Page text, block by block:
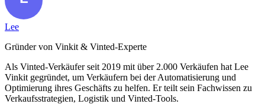
Lee
Gründer von Vinkit & Vinted-Experte
Als Vinted-Verkäufer seit 2019 mit über 2.000 Verkäufen hat Lee
Vinkit gegründet, um Verkäufern bei der Automatisierung und
Optimierung ihres Geschäfts zu helfen. Er teilt sein Fachwissen zu
Verkaufsstrategien, Logistik und Vinted-Tools.